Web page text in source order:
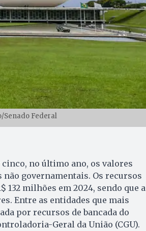
Senado Federal
no último ano, os valores
governamentais. Os recursos
132 milhões em 2024, sendo que a
Entre as entidades que mais
por recursos de bancada do
Geral da União (CGU).